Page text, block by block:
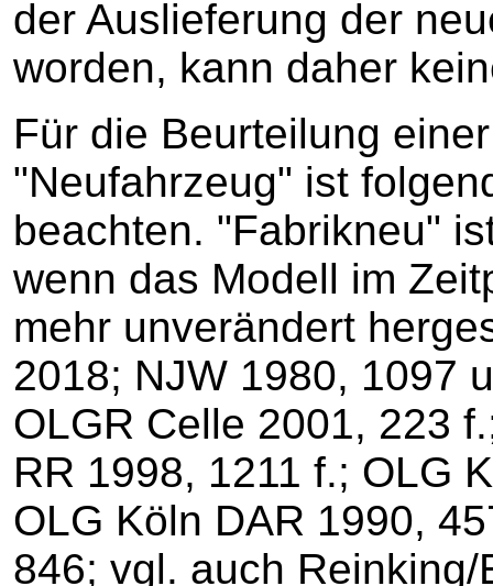
der Auslieferung der
worden, kann daher
Für die Beurteilung
"Neufahrzeug" ist
beachten. "Fabrikneu"
wenn das Modell im
mehr unverändert
2018; NJW 1980, 1097
OLGR Celle 2001, 223
RR 1998, 1211 f.; OLG
OLG Köln DAR 1990,
846; vgl. auch